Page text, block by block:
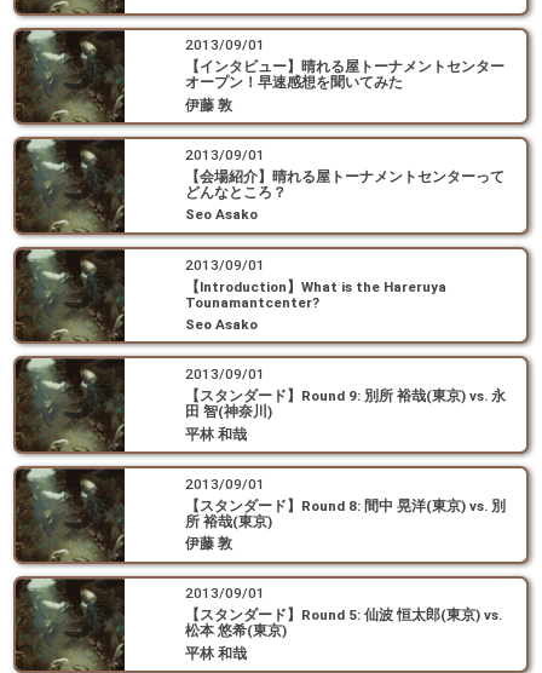
2013/09/01
【インタビュー】晴れる屋トーナメントセンター
オープン！早速感想を聞いてみた
伊藤 敦
2013/09/01
【会場紹介】晴れる屋トーナメントセンターって
どんなところ？
Seo Asako
2013/09/01
【Introduction】What is the Hareruya
Tounamantcenter?
Seo Asako
2013/09/01
【スタンダード】Round 9: 別所 裕哉(東京) vs. 永
田 智(神奈川)
平林 和哉
2013/09/01
【スタンダード】Round 8: 間中 晃洋(東京) vs. 別
所 裕哉(東京)
伊藤 敦
2013/09/01
【スタンダード】Round 5: 仙波 恒太郎(東京) vs.
松本 悠希(東京)
平林 和哉